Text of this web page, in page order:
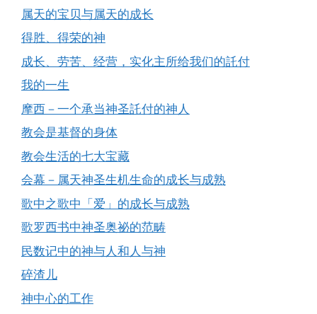
属天的宝贝与属天的成长
得胜、得荣的神
成长、劳苦、经营，实化主所给我们的託付
我的一生
摩西－一个承当神圣託付的神人
教会是基督的身体
教会生活的七大宝藏
会幕－属天神圣生机生命的成长与成熟
歌中之歌中「爱」的成长与成熟
歌罗西书中神圣奥祕的范畴
民数记中的神与人和人与神
碎渣儿
神中心的工作